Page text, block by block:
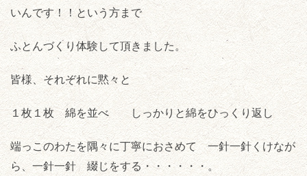
いんです！！という方まで
ふとんづくり体験して頂きました。
皆様、それぞれに黙々と
１枚１枚 綿を並べ しっかりと綿をひっくり返し
端っこのわたを隅々に丁寧におさめて 一針一針くけなが
ら、一針一針 綴じをする・・・・・・。